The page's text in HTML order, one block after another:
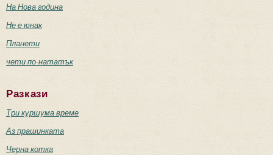
На Нова година
Не е юнак
Планети
чети по-нататък
Разкази
Три куршума време
Аз прашинката
Черна котка